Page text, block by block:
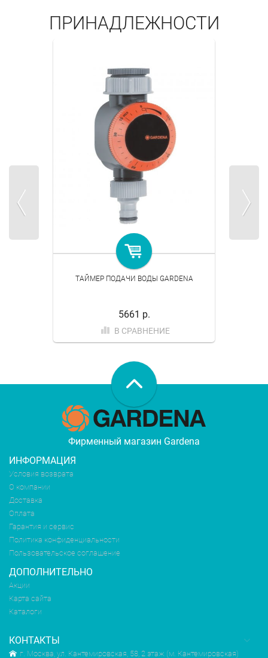
ПРИНАДЛЕЖНОСТИ
ТАЙМЕР ПОДАЧИ ВОДЫ GARDENA
5661 р.
В СРАВНЕНИЕ
Фирменный магазин Gardena
ИНФОРМАЦИЯ
Условия возврата
О компании
Доставка
Оплата
Гарантия и сервис
Политика конфиденциальности
Пользовательское соглашение
ДОПОЛНИТЕЛЬНО
Акции
Карта сайта
Каталоги
КОНТАКТЫ
г. Москва, ул. Кантемировская, 58, 2 этаж (м. Кантемировская)